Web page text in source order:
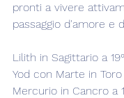
pronti a vivere
passaggio d'amore e
Lilith in Sagittario a
Yod con Marte in Toro
Mercurio in Cancro a